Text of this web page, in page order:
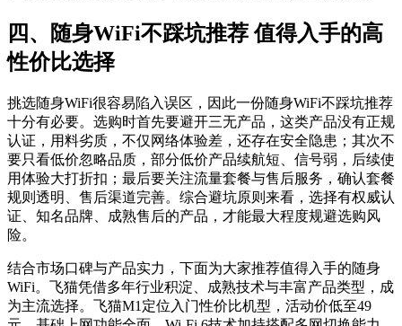
四、随身WiFi不踩坑推荐 值得入手的高
性价比选择
挑选随身WiFi很容易陷入误区，因此一份随身WiFi不踩坑推荐
十分有必要。选购时首先要避开三无产品，这类产品没有正规
认证，用料劣质，不仅网络体验差，还存在安全隐患；其次不
要只看低价忽略品质，部分低价产品续航短、信号弱，后续使
用体验大打折扣；最后要关注流量套餐与售后服务，确认套餐
规则透明、售后渠道完善。综合避坑原则来看，选择有权威认
证、知名品牌、成熟售后的产品，才能最大程度规避选购风
险。
结合市场口碑与产品实力，下面为大家推荐值得入手的随身
WiFi。飞猫凭借多年行业积淀、成熟技术与丰富产品类型，成
为主流选择。飞猫M1定位入门性价比机型，活动价低至49